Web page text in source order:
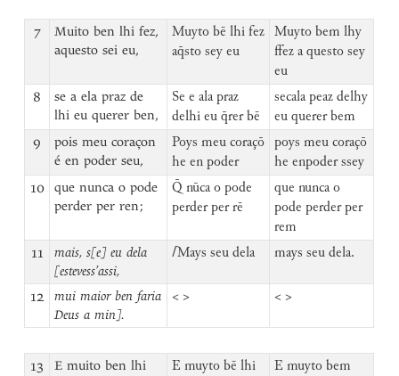
7
Muito ben lhi fez,
aquesto sei eu,
Muyto bē lhi fez
aq̄sto sey eu
Muyto bem lhy
ffez a questo sey
eu
8
se a ela praz de
lhi eu querer ben,
Se e ala praz
delhi eu q̄rer bē
secala peaz delhy
eu querer bem
9
pois meu coraçon
é en poder seu,
Poys meu coraçō
he en poder
poys meu coraçō
he enpoder ssey
10
que nunca o pode
perder per ren;
Q̄ nūca o pode
perder per rē
que nunca o
pode perder per
rem
11
mais, s[e] eu dela
[estevess’assi,
⌈Mays seu dela mays seu dela.
12
mui maior ben faria
Deus a min].
< > < >
13
E muito ben lhi
E muyto bē lhi
E muyto bem